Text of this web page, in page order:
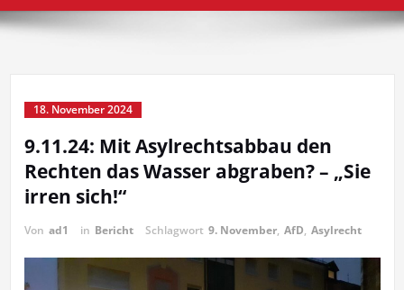
18. November 2024
9.11.24: Mit Asylrechtsabbau den
Rechten das Wasser abgraben? – „Sie
irren sich!“
Von ad1 in Bericht Schlagwort 9. November, AfD, Asylrecht